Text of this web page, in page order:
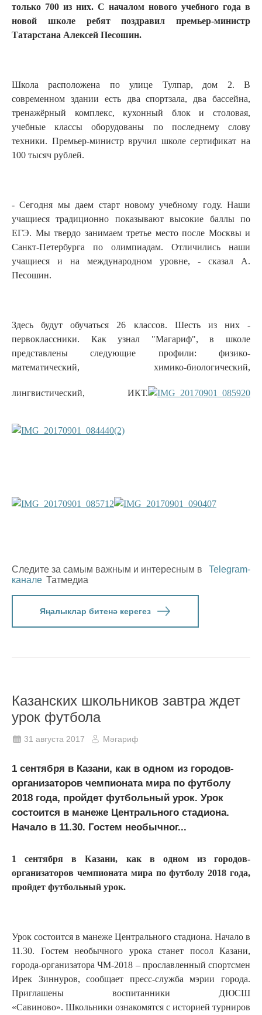
только 700 из них. С началом нового учебного года в
новой школе ребят поздравил премьер-министр
Татарстана Алексей Песошин.
Школа расположена по улице Тулпар, дом 2. В
современном здании есть два спортзала, два бассейна,
тренажёрный комплекс, кухонный блок и столовая,
учебные классы оборудованы по последнему слову
техники. Премьер-министр вручил школе сертификат на
100 тысяч рублей.
- Сегодня мы даем старт новому учебному году. Наши
учащиеся традиционно показывают высокие баллы по
ЕГЭ. Мы твердо занимаем третье место после Москвы и
Санкт-Петербурга по олимпиадам. Отличились наши
учащиеся и на международном уровне, - сказал А.
Песошин.
Здесь будут обучаться 26 классов. Шесть из них -
первоклассники. Как узнал "Магариф", в школе
представлены следующие профили: физико-
математический, химико-биологический,
лингвистический, ИКТ.
Следите за самым важным и интересным в
Telegram-
канале Татмедиа
Яңалыклар битенә керегез
Казанских школьников завтра ждет
урок футбола
31 августа 2017 Мәгариф
1 сентября в Казани, как в одном из городов-
организаторов чемпионата мира по футболу
2018 года, пройдет футбольный урок. Урок
состоится в манеже Центрального стадиона.
Начало в 11.30. Гостем необычног...
1 сентября в Казани, как в одном из городов-
организаторов чемпионата мира по футболу 2018 года,
пройдет футбольный урок.
Урок состоится в манеже Центрального стадиона. Начало в
11.30. Гостем необычного урока станет посол Казани,
города-организатора ЧМ-2018 – прославленный спортсмен
Ирек Зиннуров, сообщает пресс-служба мэрии города.
Приглашены воспитанники ДЮСШ
«Савиново». Школьники ознакомятся с историей турниров